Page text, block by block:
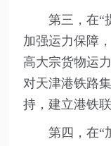
第三，在“提
加强运力保障
高大宗货物运
对天津港铁路
持，建立港铁
第四，在“加